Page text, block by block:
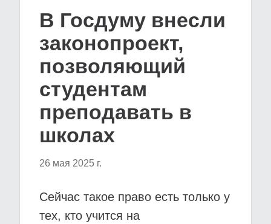
В Госдуму внесли
законопроект,
позволяющий
студентам
преподавать в
школах
26 мая 2025 г.
Сейчас такое право есть только у
тех, кто учится на